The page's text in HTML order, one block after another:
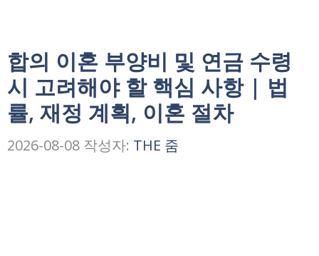
합의 이혼 부양비 및 연금 수령
시 고려해야 할 핵심 사항 | 법
률, 재정 계획, 이혼 절차
2026-08-08 작성자: THE 줌